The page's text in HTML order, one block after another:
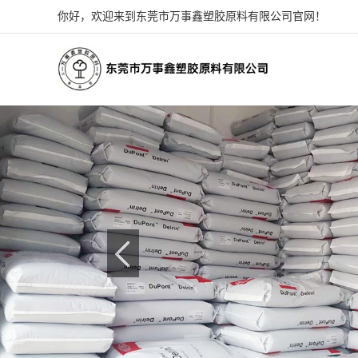
你好，欢迎来到东莞市万事鑫塑胶原料有限公司官网！